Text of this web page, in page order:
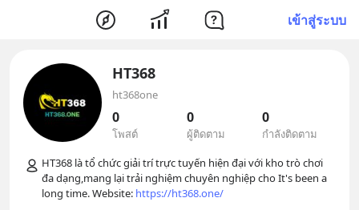
เข้าสู่ระบบ
HT368
ht368one
0
โพสต์
0
ผู้ติดตาม
0
กำลังติดตาม
HT368 là tổ chức giải trí trực tuyến hiện đại với kho trò chơi
đa dạng,mang lại trải nghiệm chuyên nghiệp cho It's been a
long time. Website: https://ht368.one/